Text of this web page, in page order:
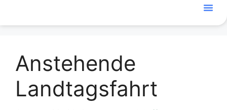
Anstehende
Landtagsfahrt